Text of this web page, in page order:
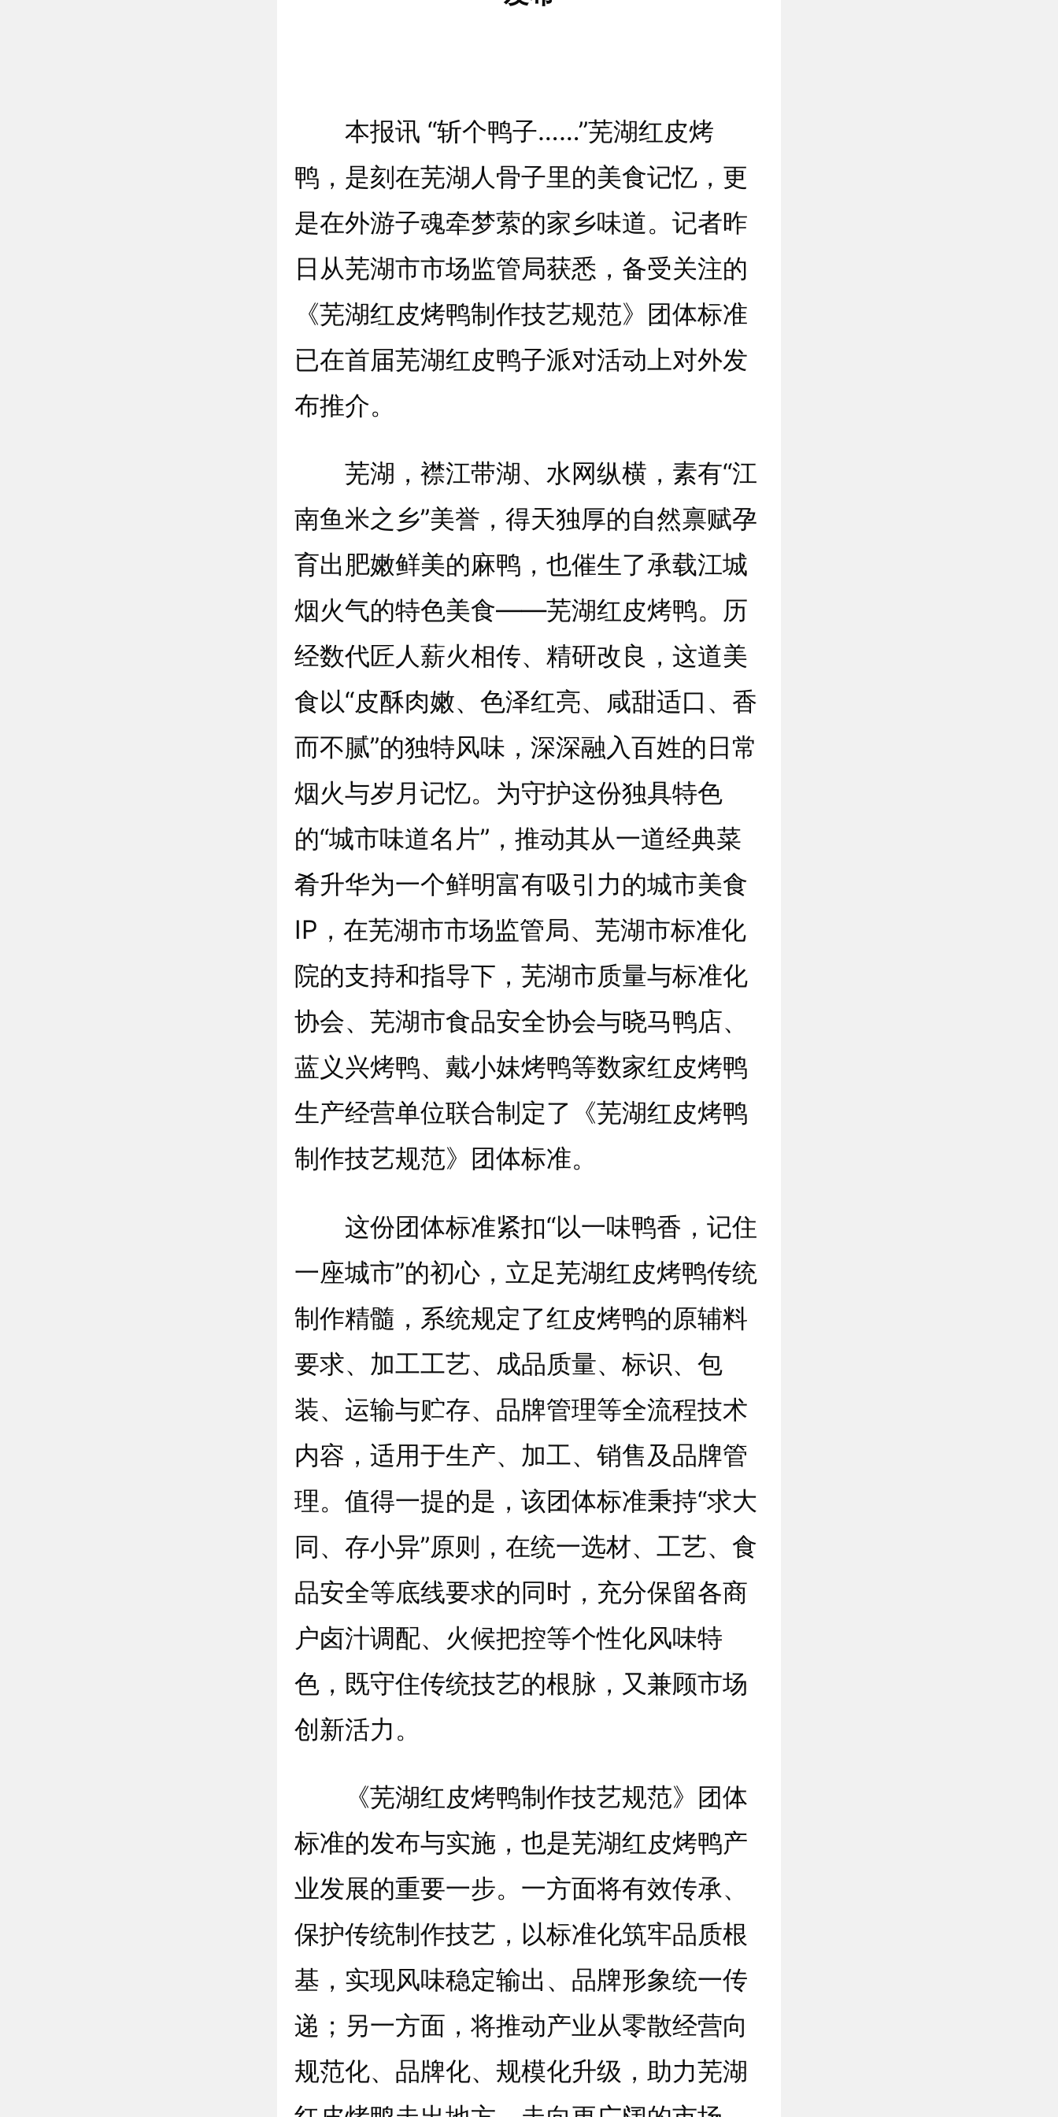
本报讯 “斩个鸭子……”芜湖红皮烤
鸭，是刻在芜湖人骨子里的美食记忆，更
是在外游子魂牵梦萦的家乡味道。记者昨
日从芜湖市市场监管局获悉，备受关注的
《芜湖红皮烤鸭制作技艺规范》团体标准
已在首届芜湖红皮鸭子派对活动上对外发
布推介。
芜湖，襟江带湖、水网纵横，素有“江
南鱼米之乡”美誉，得天独厚的自然禀赋孕
育出肥嫩鲜美的麻鸭，也催生了承载江城
烟火气的特色美食——芜湖红皮烤鸭。历
经数代匠人薪火相传、精研改良，这道美
食以“皮酥肉嫩、色泽红亮、咸甜适口、香
而不腻”的独特风味，深深融入百姓的日常
烟火与岁月记忆。为守护这份独具特色
的“城市味道名片”，推动其从一道经典菜
肴升华为一个鲜明富有吸引力的城市美食
IP，在芜湖市市场监管局、芜湖市标准化
院的支持和指导下，芜湖市质量与标准化
协会、芜湖市食品安全协会与晓马鸭店、
蓝义兴烤鸭、戴小妹烤鸭等数家红皮烤鸭
生产经营单位联合制定了《芜湖红皮烤鸭
制作技艺规范》团体标准。
这份团体标准紧扣“以一味鸭香，记住
一座城市”的初心，立足芜湖红皮烤鸭传统
制作精髓，系统规定了红皮烤鸭的原辅料
要求、加工工艺、成品质量、标识、包
装、运输与贮存、品牌管理等全流程技术
内容，适用于生产、加工、销售及品牌管
理。值得一提的是，该团体标准秉持“求大
同、存小异”原则，在统一选材、工艺、食
品安全等底线要求的同时，充分保留各商
户卤汁调配、火候把控等个性化风味特
色，既守住传统技艺的根脉，又兼顾市场
创新活力。
《芜湖红皮烤鸭制作技艺规范》团体
标准的发布与实施，也是芜湖红皮烤鸭产
业发展的重要一步。一方面将有效传承、
保护传统制作技艺，以标准化筑牢品质根
基，实现风味稳定输出、品牌形象统一传
递；另一方面，将推动产业从零散经营向
规范化、品牌化、规模化升级，助力芜湖